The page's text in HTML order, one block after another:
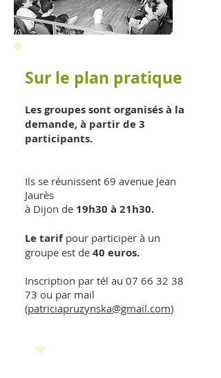
Sur le plan pratique
Les groupes sont organisés à la
demande, à partir de 3
participants.
Ils se réunissent 69 avenue Jean
Jaurès
à Dijon de 19h30 à 21h30.
Le tarif pour participer à un
groupe est de 40 euros.
Inscription par tél au 07 66 32 38
73 ou par mail
(patriciapruzynska@gmail.com)